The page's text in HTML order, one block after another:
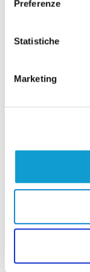
Preferenze
Statistiche
Marketing
e cambia